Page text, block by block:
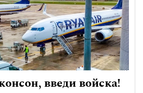
введи войска!